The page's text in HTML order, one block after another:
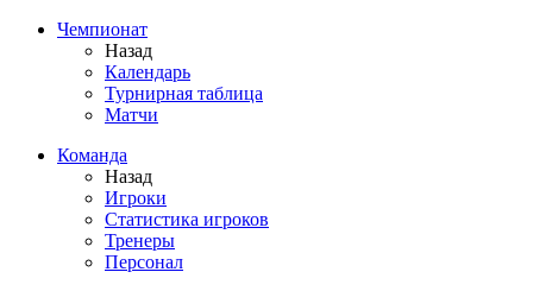
Чемпионат
Назад
Календарь
Турнирная таблица
Матчи
Команда
Назад
Игроки
Статистика игроков
Тренеры
Персонал